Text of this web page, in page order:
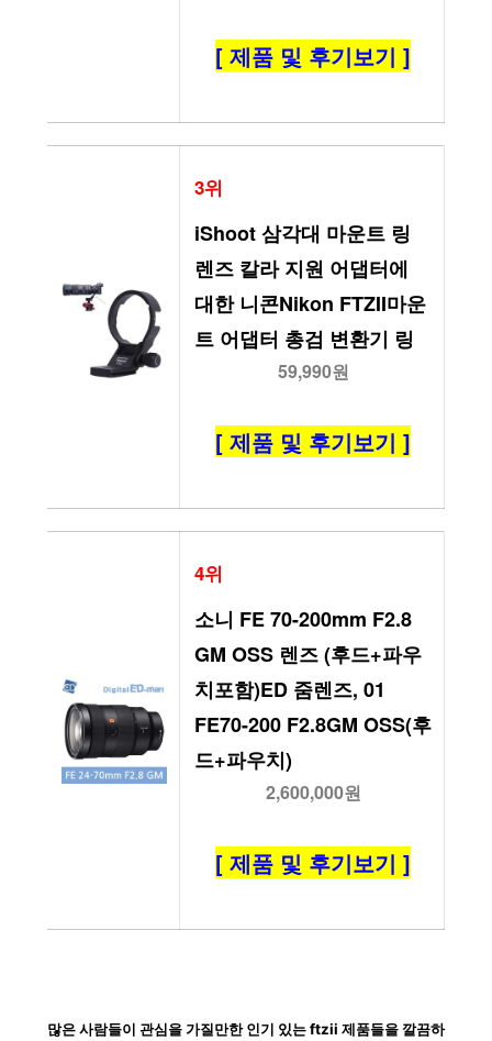
[ 제품 및 후기보기 ]
3위
iShoot 삼각대 마운트 링
렌즈 칼라 지원 어댑터에
대한 니콘Nikon FTZII마운
트 어댑터 총검 변환기 링
59,990원
[ 제품 및 후기보기 ]
4위
소니 FE 70-200mm F2.8
GM OSS 렌즈 (후드+파우
치포함)ED 줌렌즈, 01
FE70-200 F2.8GM OSS(후
드+파우치)
2,600,000원
[ 제품 및 후기보기 ]
많은 사람들이 관심을 가질만한 인기 있는 ftzii 제품들을 깔끔하